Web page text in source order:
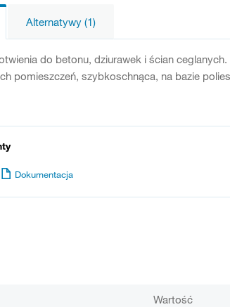
Alternatywy (1)
do betonu, dziurawek i ścian
pomieszczeń, szybkoschnąca, na bazie
Dokumentacja
Wartość